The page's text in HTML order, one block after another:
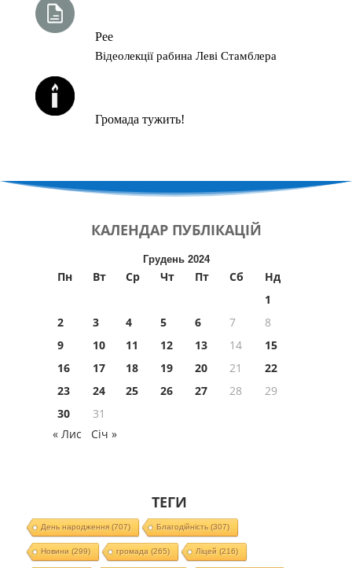
Рее
Відеолекції рабина Леві Стамблера
Громада тужить!
КАЛЕНДАР ПУБЛІКАЦІЙ
Грудень 2024
Пн Вт Ср Чт Пт Сб
Нд
1
2
3 4 5 6 7
8
9
10 11 12 13 14
15
16
17 18 19 20 21
22
23
24 25 26 27 28
29
30
31
« Лис
Січ »
ТЕГИ
День народження(707) Благодійність(307)
Новини (299) громада (265) Ліцей (216)